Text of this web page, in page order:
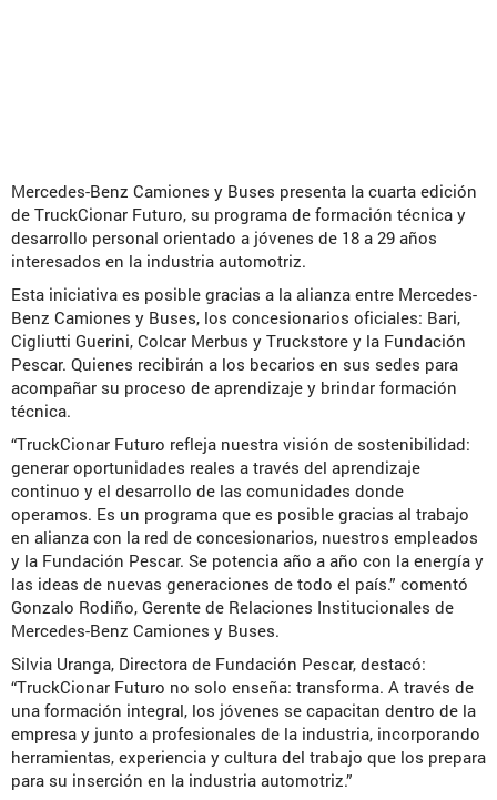
Mercedes-Benz Camiones y Buses presenta la cuarta edición
de TruckCionar Futuro, su programa de formación técnica y
desarrollo personal orientado a jóvenes de 18 a 29 años
interesados en la industria automotriz.
Esta iniciativa es posible gracias a la alianza entre Mercedes-
Benz Camiones y Buses, los concesionarios oficiales: Bari,
Cigliutti Guerini, Colcar Merbus y Truckstore y la Fundación
Pescar. Quienes recibirán a los becarios en sus sedes para
acompañar su proceso de aprendizaje y brindar formación
técnica.
“TruckCionar Futuro refleja nuestra visión de sostenibilidad:
generar oportunidades reales a través del aprendizaje
continuo y el desarrollo de las comunidades donde
operamos. Es un programa que es posible gracias al trabajo
en alianza con la red de concesionarios, nuestros empleados
y la Fundación Pescar. Se potencia año a año con la energía y
las ideas de nuevas generaciones de todo el país.” comentó
Gonzalo Rodiño, Gerente de Relaciones Institucionales de
Mercedes-Benz Camiones y Buses.
Silvia Uranga, Directora de Fundación Pescar, destacó:
“TruckCionar Futuro no solo enseña: transforma. A través de
una formación integral, los jóvenes se capacitan dentro de la
empresa y junto a profesionales de la industria, incorporando
herramientas, experiencia y cultura del trabajo que los prepara
para su inserción en la industria automotriz.”